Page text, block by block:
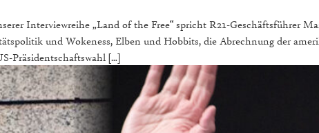
Interviewreihe „Land of the Free“ spricht R21-Geschäftsführer
und Wokeness, Elben und Hobbits, die Abrechnung der
Präsidentschaftswahl […]